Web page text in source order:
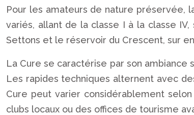
Pour les amateurs de nature préservée,
variés, allant de la classe I à la classe
Settons et le réservoir du Crescent, sur
La Cure se caractérise par son
Les rapides techniques alternent avec
Cure peut varier considérablement
clubs locaux ou des offices de tourisme